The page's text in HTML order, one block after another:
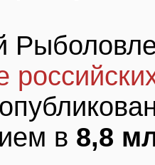
в 8,8